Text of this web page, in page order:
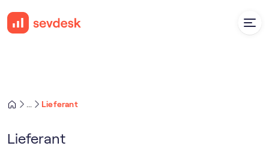
Lieferant
Lieferant